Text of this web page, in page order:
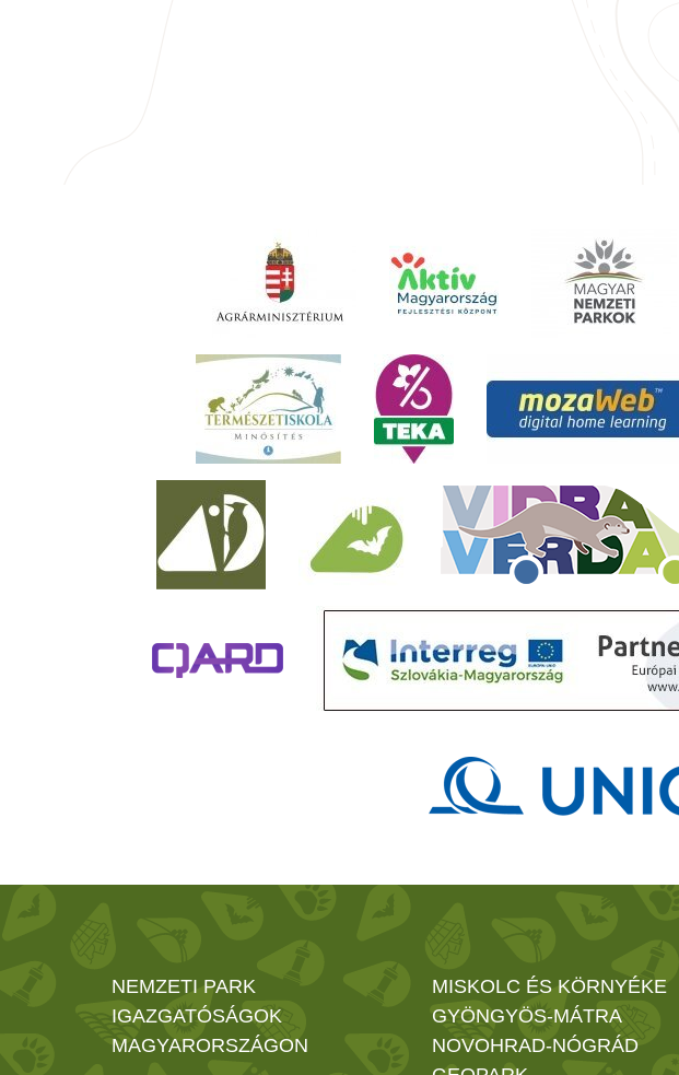
NEMZETI PARK
IGAZGATÓSÁGOK
MAGYARORSZÁGON
MISKOLC ÉS KÖRNYÉKE
GYÖNGYÖS-MÁTRA
NOVOHRAD-NÓGRÁD